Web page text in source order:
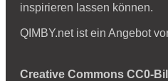
inspirieren lassen können.
QIMBY.net ist ein Angebot
Creative Commons CC0-